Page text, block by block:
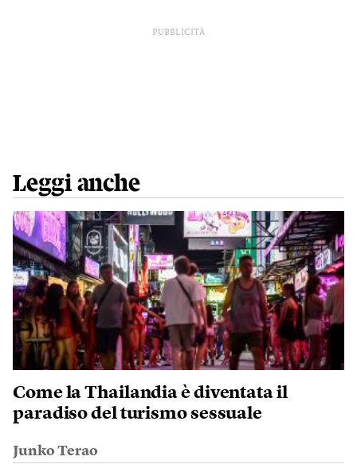
PUBBLICITÀ
Leggi anche
Come la Thailandia è diventata il
paradiso del turismo sessuale
Junko Terao